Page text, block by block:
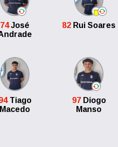
74José
82 Rui Soares
Tiago
Macedo
97Diogo
Manso